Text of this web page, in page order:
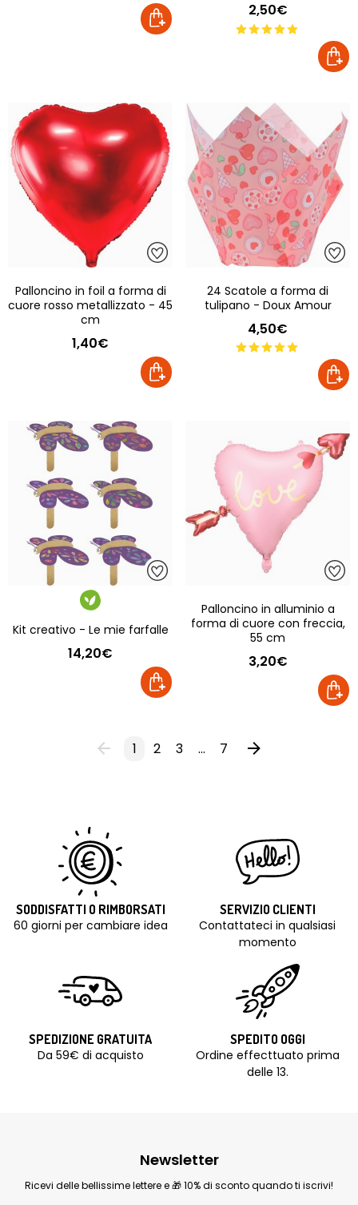
2,50€
Palloncino in foil a forma di
cuore rosso metallizzato - 45
cm
1,40€
24 Scatole a forma di
tulipano - Doux Amour
4,50€
Kit creativo - Le mie farfalle
14,20€
Palloncino in alluminio a
forma di cuore con freccia,
55 cm
3,20€
1 2 3 ... 7
SODDISFATTI O RIMBORSATI
60 giorni per cambiare idea
SERVIZIO CLIENTI
Contattateci in qualsiasi
momento
SPEDIZIONE GRATUITA
Da 59€ di acquisto
SPEDITO OGGI
Ordine effecttuato prima
delle 13.
Newsletter
Ricevi delle bellissime lettere e 🎁 10% di sconto quando ti iscrivi!